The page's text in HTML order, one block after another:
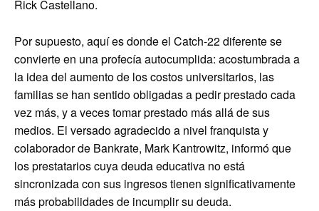
Rick Castellano.
Por supuesto, aquí es donde el Catch-22 diferente se
convierte en una profecía autocumplida: acostumbrada a
la idea del aumento de los costos universitarios, las
familias se han sentido obligadas a pedir prestado cada
vez más, y a veces tomar prestado más allá de sus
medios. El versado agradecido a nivel franquista y
colaborador de Bankrate, Mark Kantrowitz, informó que
los prestatarios cuya deuda educativa no está
sincronizada con sus ingresos tienen significativamente
más probabilidades de incumplir su deuda.